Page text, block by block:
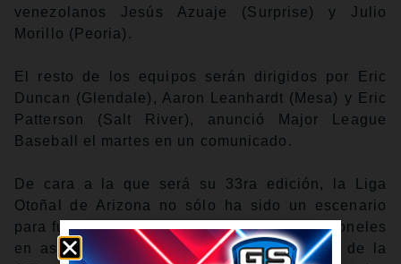
venezolanos Jesús Azuaje (Surprise) y Julio
Morillo (Peoria).
El resto de los equipos serán dirigidos por Eric
Duncan (Glendale), Aaron Leanhardt (Mesa) y Eric
Patterson (Salt River), anunció Major League
Baseball el martes en un comunicado.
De cara a la que será su 33ra edición, la Liga
Otoñal de Arizona no sólo ha sido un escenario
para futuras estrellas, sino también para timoneles
en ascenso. Más de 30 managers/coaches de la